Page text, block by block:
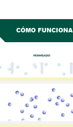
CÓMO FUNCIONA